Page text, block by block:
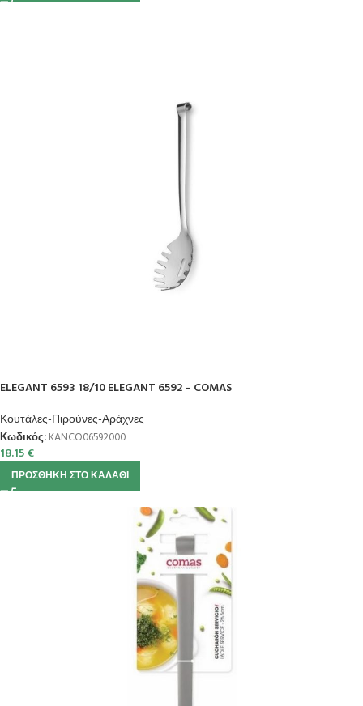
ELEGANT 6593 18/10 ELEGANT 6592 – COMAS
Κουτάλες-Πιρούνες-Αράχνες
Κωδικός: KANCO06592000
18.15€
ΠΡΟΣΘΉΚΗ ΣΤΟ ΚΑΛΆΘΙ